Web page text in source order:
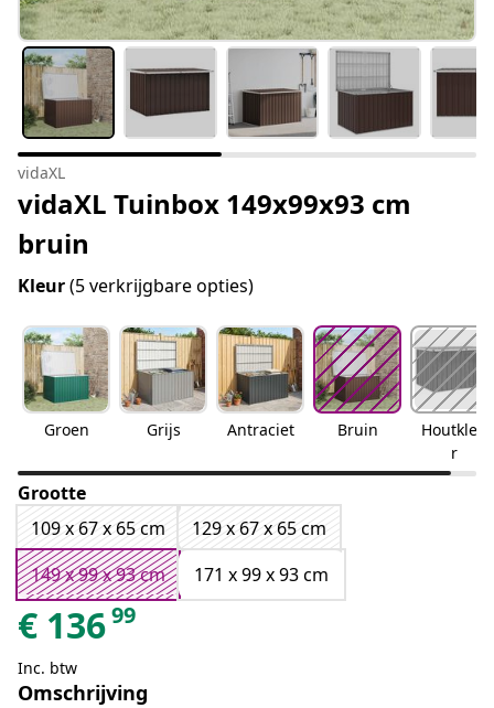
vidaXL
vidaXL Tuinbox 149x99x93 cm
bruin
Kleur(5 verkrijgbare opties)
Groen Grijs Antraciet Bruin
Houtkleu
r
Grootte
109 x 67 x 65 cm
129 x 67 x 65 cm
149 x 99 x 93 cm
171 x 99 x 93 cm
€ 13699
Inc. btw
Omschrijving